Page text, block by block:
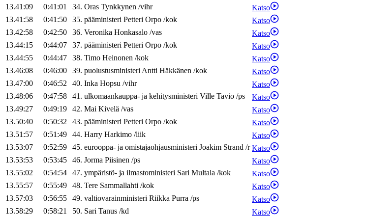
13.41:09
0:41:01 34. Oras Tynkkynen /vihr
Katso
13.41:58
0:41:50 35. pääministeri Petteri Orpo /kok
Katso
13.42:58
0:42:50 36. Veronika Honkasalo /vas
Katso
13.44:15
0:44:07 37. pääministeri Petteri Orpo /kok
Katso
13.44:55
0:44:47 38. Timo Heinonen /kok
Katso
13.46:08
0:46:00 39. puolustusministeriAntti Häkkänen /kok
Katso
13.47:00
0:46:52 40. Inka Hopsu /vihr
Katso
13.48:06
0:47:58 41. ulkomaankauppa- ja kehitysministeri Ville Tavio /ps
Katso
13.49:27
0:49:19 42. Mai Kivelä /vas
Katso
13.50:40
0:50:32 43. pääministeri Petteri Orpo /kok
Katso
13.51:57
0:51:49 44. Harry Harkimo /liik
Katso
13.53:07
0:52:59 45. eurooppa- ja omistajaohjausministeri Joakim Strand /r Katso
13.53:53
0:53:45 46. Jorma Piisinen /ps
Katso
13.55:02
0:54:54 47. ympäristö- ja ilmastoministeri Sari Multala /kok
Katso
13.55:57
0:55:49 48. Tere Sammallahti /kok
Katso
13.57:03
0:56:55 49. valtiovarainministeri Riikka Purra /ps
Katso
13.58:29
0:58:21 50. Sari Tanus /kd
Katso